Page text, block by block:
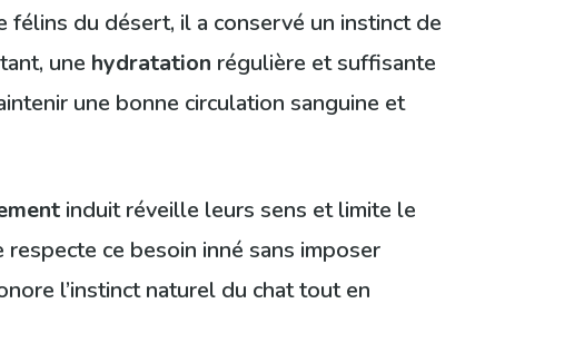
félins du désert, il a conservé un instinct de
une hydratation régulière et suffisante
une bonne circulation sanguine et
induit réveille leurs sens et limite le
ce besoin inné sans imposer
l’instinct naturel du chat tout en